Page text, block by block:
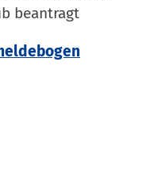
beantragt